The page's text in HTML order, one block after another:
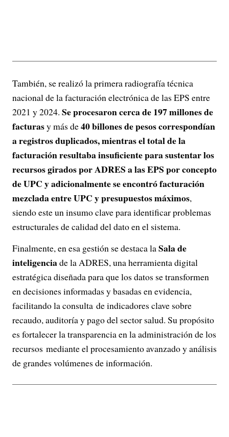
También, se realizó la primera radiografía técnica
nacional de la facturación electrónica de las EPS entre
2021 y 2024. Se procesaron cerca de 197 millones de
facturasy más de40 billones de pesos correspondían
a registros duplicados, mientras el total de la
facturación resultaba insuficiente para sustentar los
recursos girados por ADRES a las EPS por concepto
de UPC y adicionalmente se encontró facturación
mezclada entre UPC y presupuestos máximos,
siendo este un insumo clave para identificar problemas
estructurales de calidad del dato en el sistema.
Finalmente, en esa gestión se destaca laSala de
inteligenciade la ADRES, una herramienta digital
estratégica diseñada para que los datos se transformen
en decisiones informadas y basadas en evidencia,
facilitando la consulta de indicadores clave sobre
recaudo, auditoría y pago del sector salud. Su propósito
es fortalecer la transparencia en la administración de los
recursos mediante el procesamiento avanzado y análisis
de grandes volúmenes de información.